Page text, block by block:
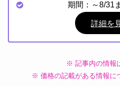
期間：～8/31
詳細を
※ 記事内の情報
※ 価格の記載がある情報に